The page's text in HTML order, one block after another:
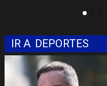
IR A DEPORTES